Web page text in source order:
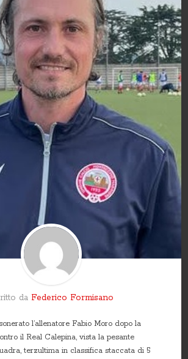
da Federico Formisano
l’allenatore Fabio Moro dopo la
il Real Calepina, vista la pesante
terzultima in classifica staccata di 5